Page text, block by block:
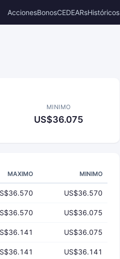
AccionesBonosCEDEARsHistóricos
MINIMO
US$36.075
MAXIMO MINIMO
US$36.570
US$36.075
US$36.075
US$36.141